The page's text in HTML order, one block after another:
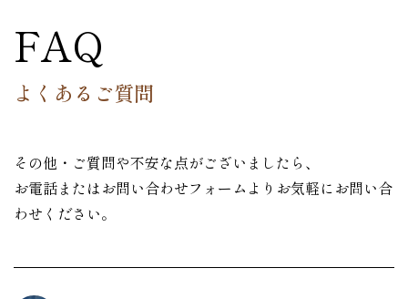
FAQ
よくあるご質問
その他・ご質問や不安な点がございましたら、
お電話またはお問い合わせフォームよりお気軽にお問い合
わせください。